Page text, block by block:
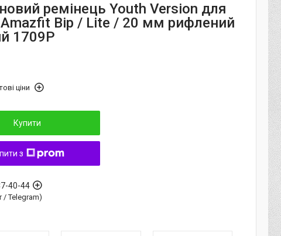
ремінець Youth Version для
Bip / Lite / 20 мм рифлений
1709P
ціни
Купити
з
40-44
/ Telegram)